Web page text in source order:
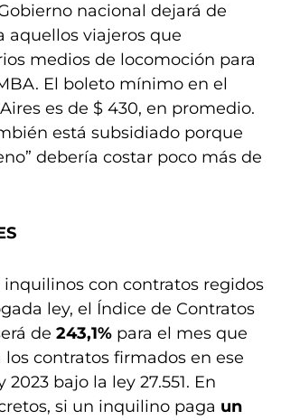
nacional dejará de
aquellos viajeros que
medios de locomoción para
El boleto mínimo en el
es de $ 430, en promedio.
está subsidiado porque
debería costar poco más de
inquilinos con contratos regidos
ley, el Índice de Contratos
de 243,1% para el mes que
los contratos firmados en ese
2023 bajo la ley 27.551. En
si un inquilino paga un